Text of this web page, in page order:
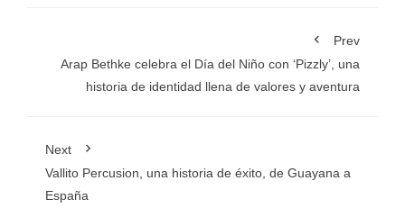
Prev
Arap Bethke celebra el Día del Niño con ‘Pizzly’, una
historia de identidad llena de valores y aventura
Next
Vallito Percusion, una historia de éxito, de Guayana a
España